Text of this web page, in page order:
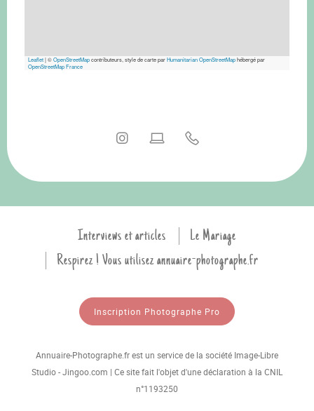
Leaflet|©OpenStreetMapcontributeurs, style de carte parHumanitarian OpenStreetMaphébergé par
OpenStreetMap France
Interviews et articles
Le Mariage
Respirez ! Vous utilisez annuaire-photographe.fr
Inscription Photographe Pro
Annuaire-Photographe.fr est un service de la société Image-Libre
Studio - Jingoo.com | Ce site fait l'objet d'une déclaration à la CNIL
n°1193250